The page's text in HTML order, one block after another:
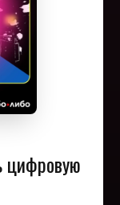
цифровую